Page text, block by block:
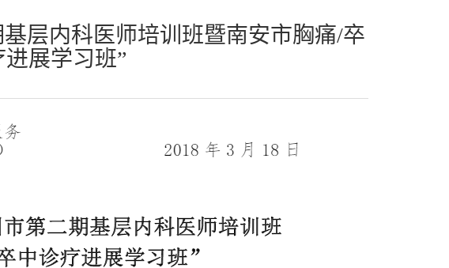
层内科医师培训班暨南安市胸痛/卒
进展学习班”